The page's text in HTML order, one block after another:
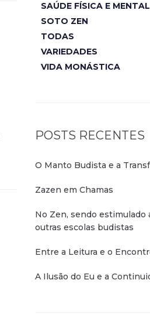
SAÚDE FÍSICA E MENTAL
SOTO ZEN
TODAS
VARIEDADES
VIDA MONÁSTICA
POSTS RECENTES
O Manto Budista e a
Zazen em Chamas
No Zen, sendo
outras escolas budistas
Entre a Leitura e o
A Ilusão do Eu e a